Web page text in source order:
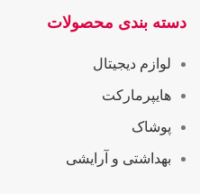
دسته بندی محصولات
لوازم دیجیتال
هایپرمارکت
پوشاک
بهداشتی و آرایشی